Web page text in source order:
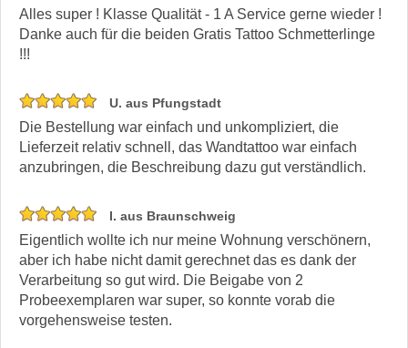
Alles super ! Klasse Qualität - 1 A Service gerne wieder !
Danke auch für die beiden Gratis Tattoo Schmetterlinge
!!!
U. aus Pfungstadt
Die Bestellung war einfach und unkompliziert, die
Lieferzeit relativ schnell, das Wandtattoo war einfach
anzubringen, die Beschreibung dazu gut verständlich.
I. aus Braunschweig
Eigentlich wollte ich nur meine Wohnung verschönern,
aber ich habe nicht damit gerechnet das es dank der
Verarbeitung so gut wird. Die Beigabe von 2
Probeexemplaren war super, so konnte vorab die
vorgehensweise testen.